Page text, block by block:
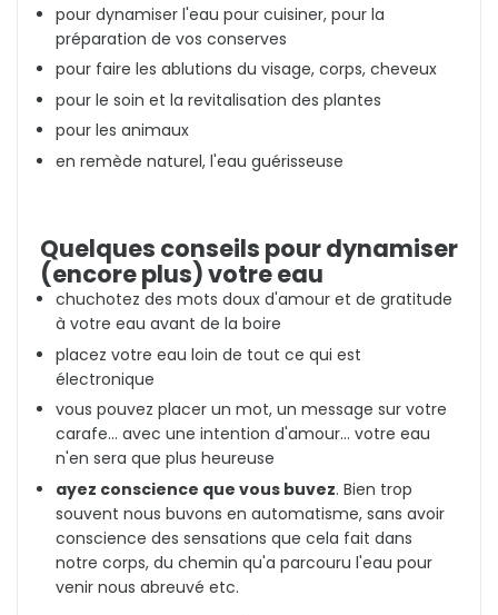
pour dynamiser l'eau pour cuisiner, pour la
préparation de vos conserves
pour faire les ablutions du visage, corps, cheveux
pour le soin et la revitalisation des plantes
pour les animaux
en remède naturel, l'eau guérisseuse
Quelques conseils pour dynamiser
(encore plus) votre eau
chuchotez des mots doux d'amour et de gratitude
à votre eau avant de la boire
placez votre eau loin de tout ce qui est
électronique
vous pouvez placer un mot, un message sur votre
carafe... avec une intention d'amour... votre eau
n'en sera que plus heureuse
ayez conscience que vous buvez. Bien trop
souvent nous buvons en automatisme, sans avoir
conscience des sensations que cela fait dans
notre corps, du chemin qu'a parcouru l'eau pour
venir nous abreuvé etc.